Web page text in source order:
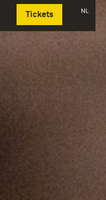
Tickets NL
Deutsch